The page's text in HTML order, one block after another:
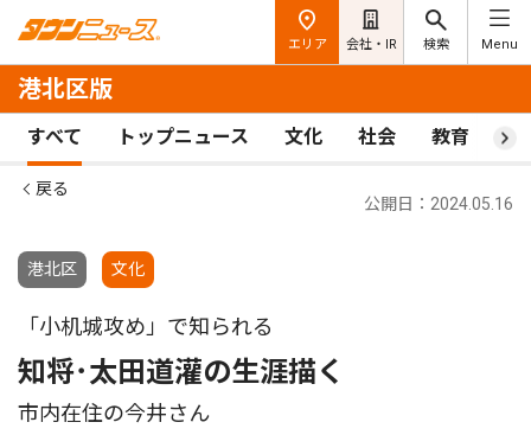
エリア 会社・IR 検索 Menu
港北区版
すべて トップニュース 文化 社会 教育 ス
戻る
港北区 文化
公開日：2024.05.16
「小机城攻め」で知られる
知将･太田道灌の生涯描く
市内在住の今井さん